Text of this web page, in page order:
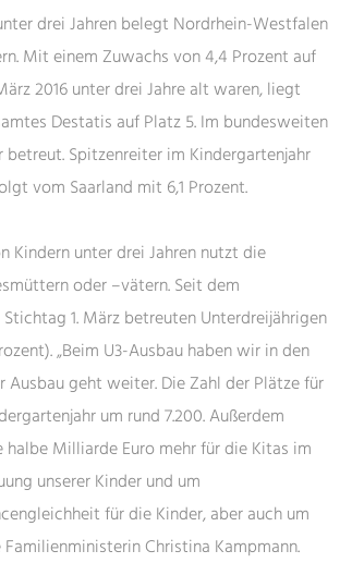
drei Jahren belegt Nordrhein-Westfalen
Mit einem Zuwachs von 4,4 Prozent auf
2016 unter drei Jahre alt waren, liegt
Destatis auf Platz 5. Im bundesweiten
Spitzenreiter im Kindergartenjahr
vom Saarland mit 6,1 Prozent.
Kindern unter drei Jahren nutzt die
oder –vätern. Seit dem
1. März betreuten Unterdreijährigen
„Beim U3-Ausbau haben wir in den
geht weiter. Die Zahl der Plätze für
um rund 7.200. Außerdem
Milliarde Euro mehr für die Kitas im
unserer Kinder und um
für die Kinder, aber auch um
Christina Kampmann.